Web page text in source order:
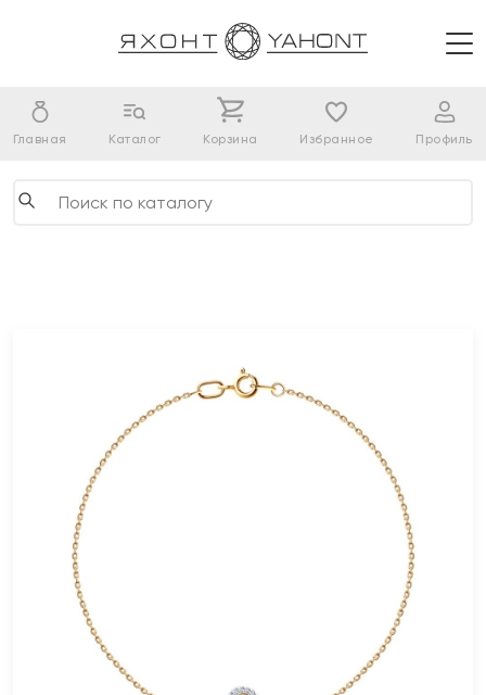
Главная Каталог Корзина Избранное Профиль